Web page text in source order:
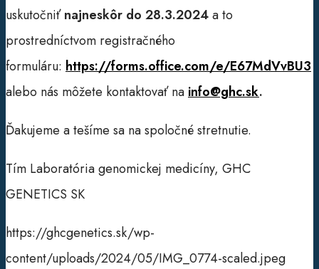
uskutočniťnajneskôr do 28.3.2024a to
prostredníctvom registračného
formuláru: https://forms.office.com/e/E67MdVvBU3
alebo nás môžete kontaktovať na info@ghc.sk.
Ďakujeme a tešíme sa na spoločné stretnutie.
Tím Laboratória genomickej medicíny, GHC
GENETICS SK
https://ghcgenetics.sk/wp-
content/uploads/2024/05/IMG_0774-scaled.jpeg